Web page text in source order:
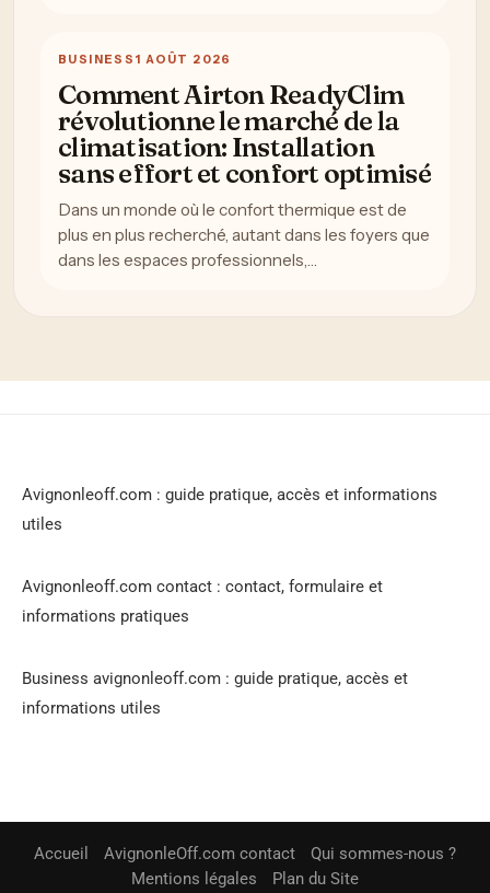
BUSINESS 1 AOÛT 2026
Comment Airton ReadyClim
révolutionne le marché de la
climatisation: Installation
sans effort et confort optimisé
Dans un monde où le confort thermique est de
plus en plus recherché, autant dans les foyers que
dans les espaces professionnels,…
Avignonleoff.com : guide pratique, accès et informations
utiles
Avignonleoff.com contact : contact, formulaire et
informations pratiques
Business avignonleoff.com : guide pratique, accès et
informations utiles
Accueil AvignonleOff.com contact
Qui sommes-nous ?
Mentions légales
Plan du Site